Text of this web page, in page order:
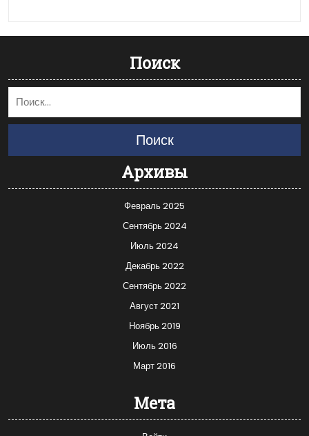
Поиск
Поиск
Архивы
Февраль 2025
Сентябрь 2024
Июль 2024
Декабрь 2022
Сентябрь 2022
Август 2021
Ноябрь 2019
Июль 2016
Март 2016
Мета